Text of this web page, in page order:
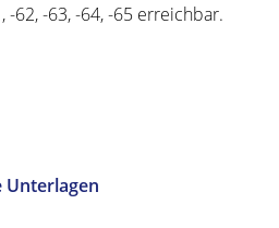
-62, -63, -64, -65 erreichbar.
Unterlagen